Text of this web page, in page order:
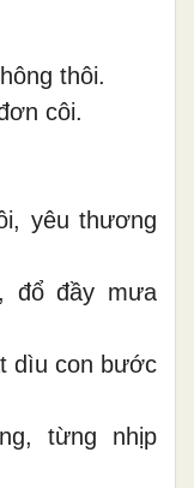
thôi.
côi.
yêu thương
đổ đầy mưa
dìu con bước
từng nhịp